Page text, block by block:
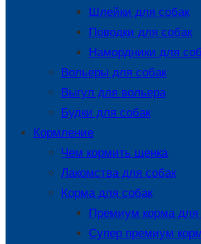
Шлейки для собак
Поводки для собак
Намордники для
Вольеры для собак
Выгул для вольера
Будки для собак
Кормление
Чем кормить щенка
Лакомства для собак
Корма для собак
Премиум корма для
Супер премиум